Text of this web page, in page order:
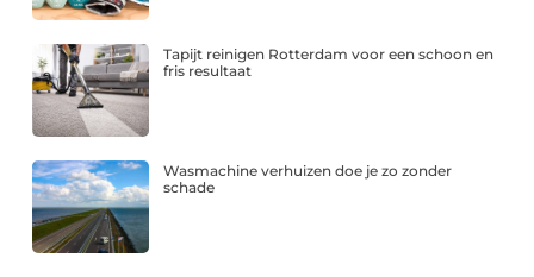
Tapijt reinigen Rotterdam voor een schoon en
fris resultaat
Wasmachine verhuizen doe je zo zonder
schade